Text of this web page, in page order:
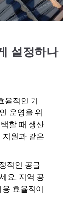
설정하나
율적인 기
운영을 위
할 때 생산
지원과 같은
적인 공급
요. 지역 공
효율적이